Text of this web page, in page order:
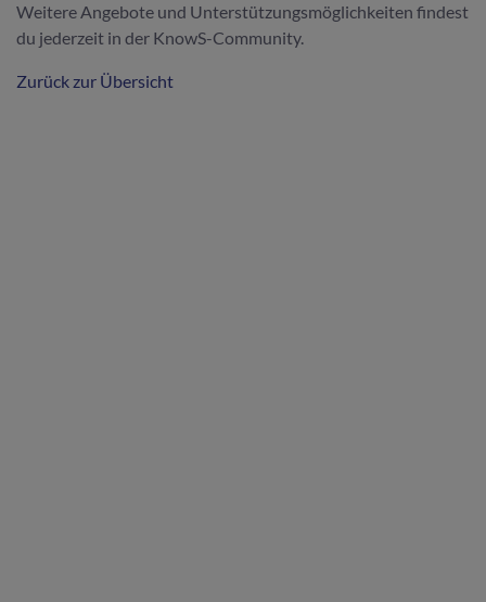
Weitere Angebote und Unterstützungsmöglichkeiten findest
du jederzeit in der KnowS-Community.
Zurück zur Übersicht